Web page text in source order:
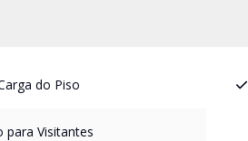
do Piso
para Visitantes